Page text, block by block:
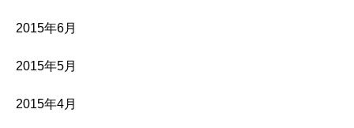
2015年6月
2015年5月
2015年4月